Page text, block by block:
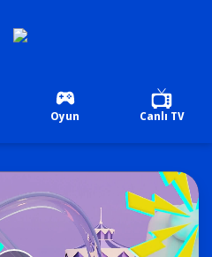
Oyun Canlı TV